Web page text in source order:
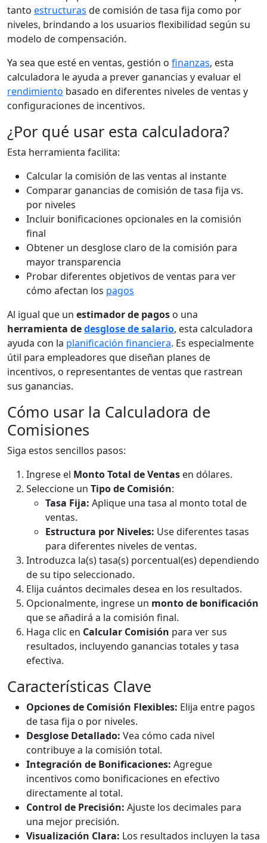
tanto estructuras de comisión de tasa fija como por
niveles, brindando a los usuarios flexibilidad según su
modelo de compensación.
Ya sea que esté en ventas, gestión o finanzas, esta
calculadora le ayuda a prever ganancias y evaluar el
rendimiento basado en diferentes niveles de ventas y
configuraciones de incentivos.
¿Por qué usar esta calculadora?
Esta herramienta facilita:
Calcular la comisión de las ventas al instante
Comparar ganancias de comisión de tasa fija vs.
por niveles
Incluir bonificaciones opcionales en la comisión
final
Obtener un desglose claro de la comisión para
mayor transparencia
Probar diferentes objetivos de ventas para ver
cómo afectan los pagos
Al igual que un estimador de pagos o una
herramienta dedesglose de salario, esta calculadora
ayuda con la planificación financiera. Es especialmente
útil para empleadores que diseñan planes de
incentivos, o representantes de ventas que rastrean
sus ganancias.
Cómo usar la Calculadora de
Comisiones
Siga estos sencillos pasos:
Ingrese el Monto Total de Ventas en dólares.
Seleccione un Tipo de Comisión:
Tasa Fija: Aplique una tasa al monto total de
ventas.
Estructura por Niveles: Use diferentes tasas
para diferentes niveles de ventas.
Introduzca la(s) tasa(s) porcentual(es) dependiendo
de su tipo seleccionado.
Elija cuántos decimales desea en los resultados.
Opcionalmente, ingrese un monto de bonificación
que se añadirá a la comisión final.
Haga clic en Calcular Comisión para ver sus
resultados, incluyendo ganancias totales y tasa
efectiva.
Características Clave
Opciones de Comisión Flexibles: Elija entre pagos
de tasa fija o por niveles.
Desglose Detallado: Vea cómo cada nivel
contribuye a la comisión total.
Integración de Bonificaciones: Agregue
incentivos como bonificaciones en efectivo
directamente al total.
Control de Precisión: Ajuste los decimales para
una mejor precisión.
Visualización Clara: Los resultados incluyen la tasa